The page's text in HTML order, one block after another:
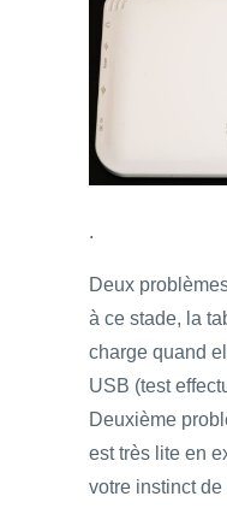
.
Deux
à ce stade, la
charge quand
USB (test
Deuxième
est très lite en
votre instinct de